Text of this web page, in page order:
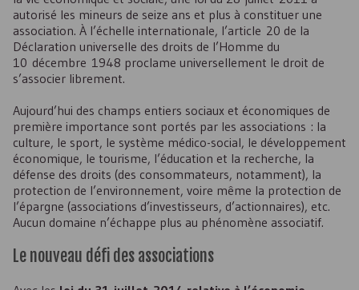
autorisé les mineurs de seize ans et plus à constituer une
association. À l’échelle internationale, l’article 20 de la
Déclaration universelle des droits de l’Homme du
10 décembre 1948 proclame universellement le droit de
s’associer librement.
Aujourd’hui des champs entiers sociaux et économiques de
première importance sont portés par les associations : la
culture, le sport, le système médico-social, le développement
économique, le tourisme, l’éducation et la recherche, la
défense des droits (des consommateurs, notamment), la
protection de l’environnement, voire même la protection de
l’épargne (associations d’investisseurs, d’actionnaires), etc.
Aucun domaine n’échappe plus au phénomène associatif.
Le nouveau défi des associations